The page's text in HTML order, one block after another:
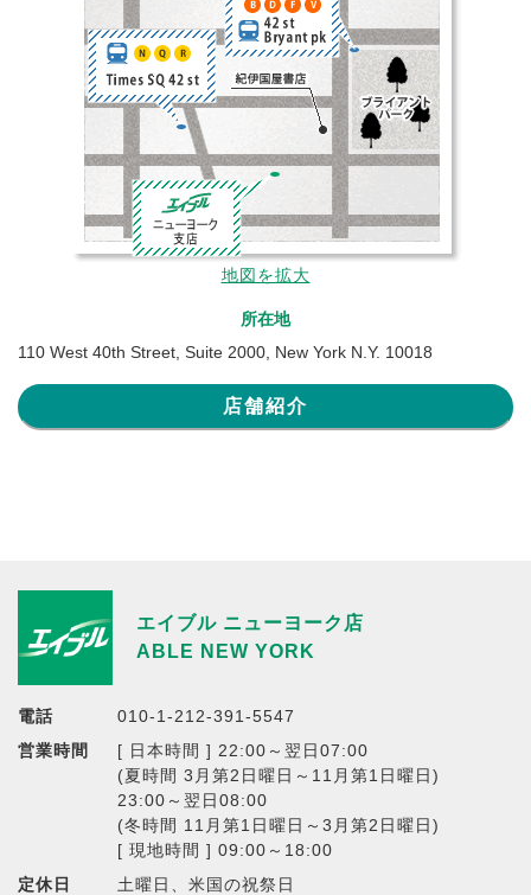
地図を拡大
所在地
110 West 40th Street, Suite 2000, New York N.Y. 10018
店舗紹介
エイブル ニューヨーク店
ABLE NEW YORK
電話
010-1-212-391-5547
営業時間
[ 日本時間 ] 22:00～翌日07:00
(夏時間 3月第2日曜日～11月第1日曜日)
23:00～翌日08:00
(冬時間 11月第1日曜日～3月第2日曜日)
[ 現地時間 ] 09:00～18:00
定休日
土曜日、米国の祝祭日